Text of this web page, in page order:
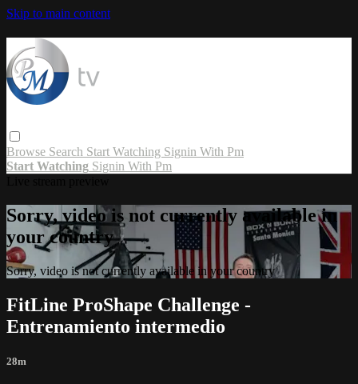
Skip to main content
Browse Search Start Watching Signin With Pm
Start Watching Signin With Pm
Sorry, video is not currently available in
your country
Sorry, video is not currently available in your country
FitLine ProShape Challenge -
Entrenamiento intermedio
28m